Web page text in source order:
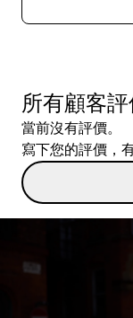
所有顧客評
當前沒有評價。
寫下您的評價，